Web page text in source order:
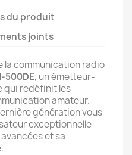
du produit
joints
la communication radio
500DE, un émetteur-
qui redéfinit les
amateur.
génération vous
exceptionnelle
et sa